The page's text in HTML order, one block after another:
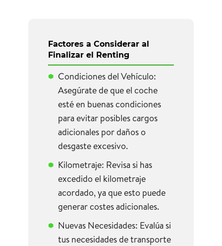
Factores a Considerar al
Finalizar el Renting
Condiciones del Vehículo:
Asegúrate de que el coche
esté en buenas condiciones
para evitar posibles cargos
adicionales por daños o
desgaste excesivo.
Kilometraje: Revisa si has
excedido el kilometraje
acordado, ya que esto puede
generar costes adicionales.
Nuevas Necesidades: Evalúa si
tus necesidades de transporte